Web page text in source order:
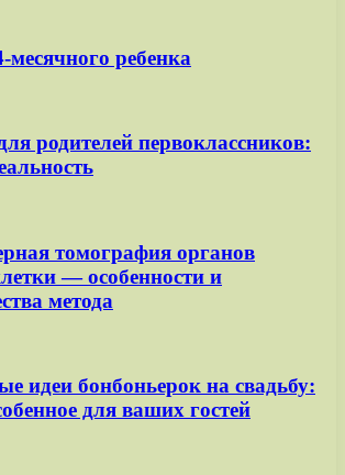
месячного ребенка
родителей первоклассников:
томография органов
— особенности и
метода
идеи бонбоньерок на свадьбу:
для ваших гостей